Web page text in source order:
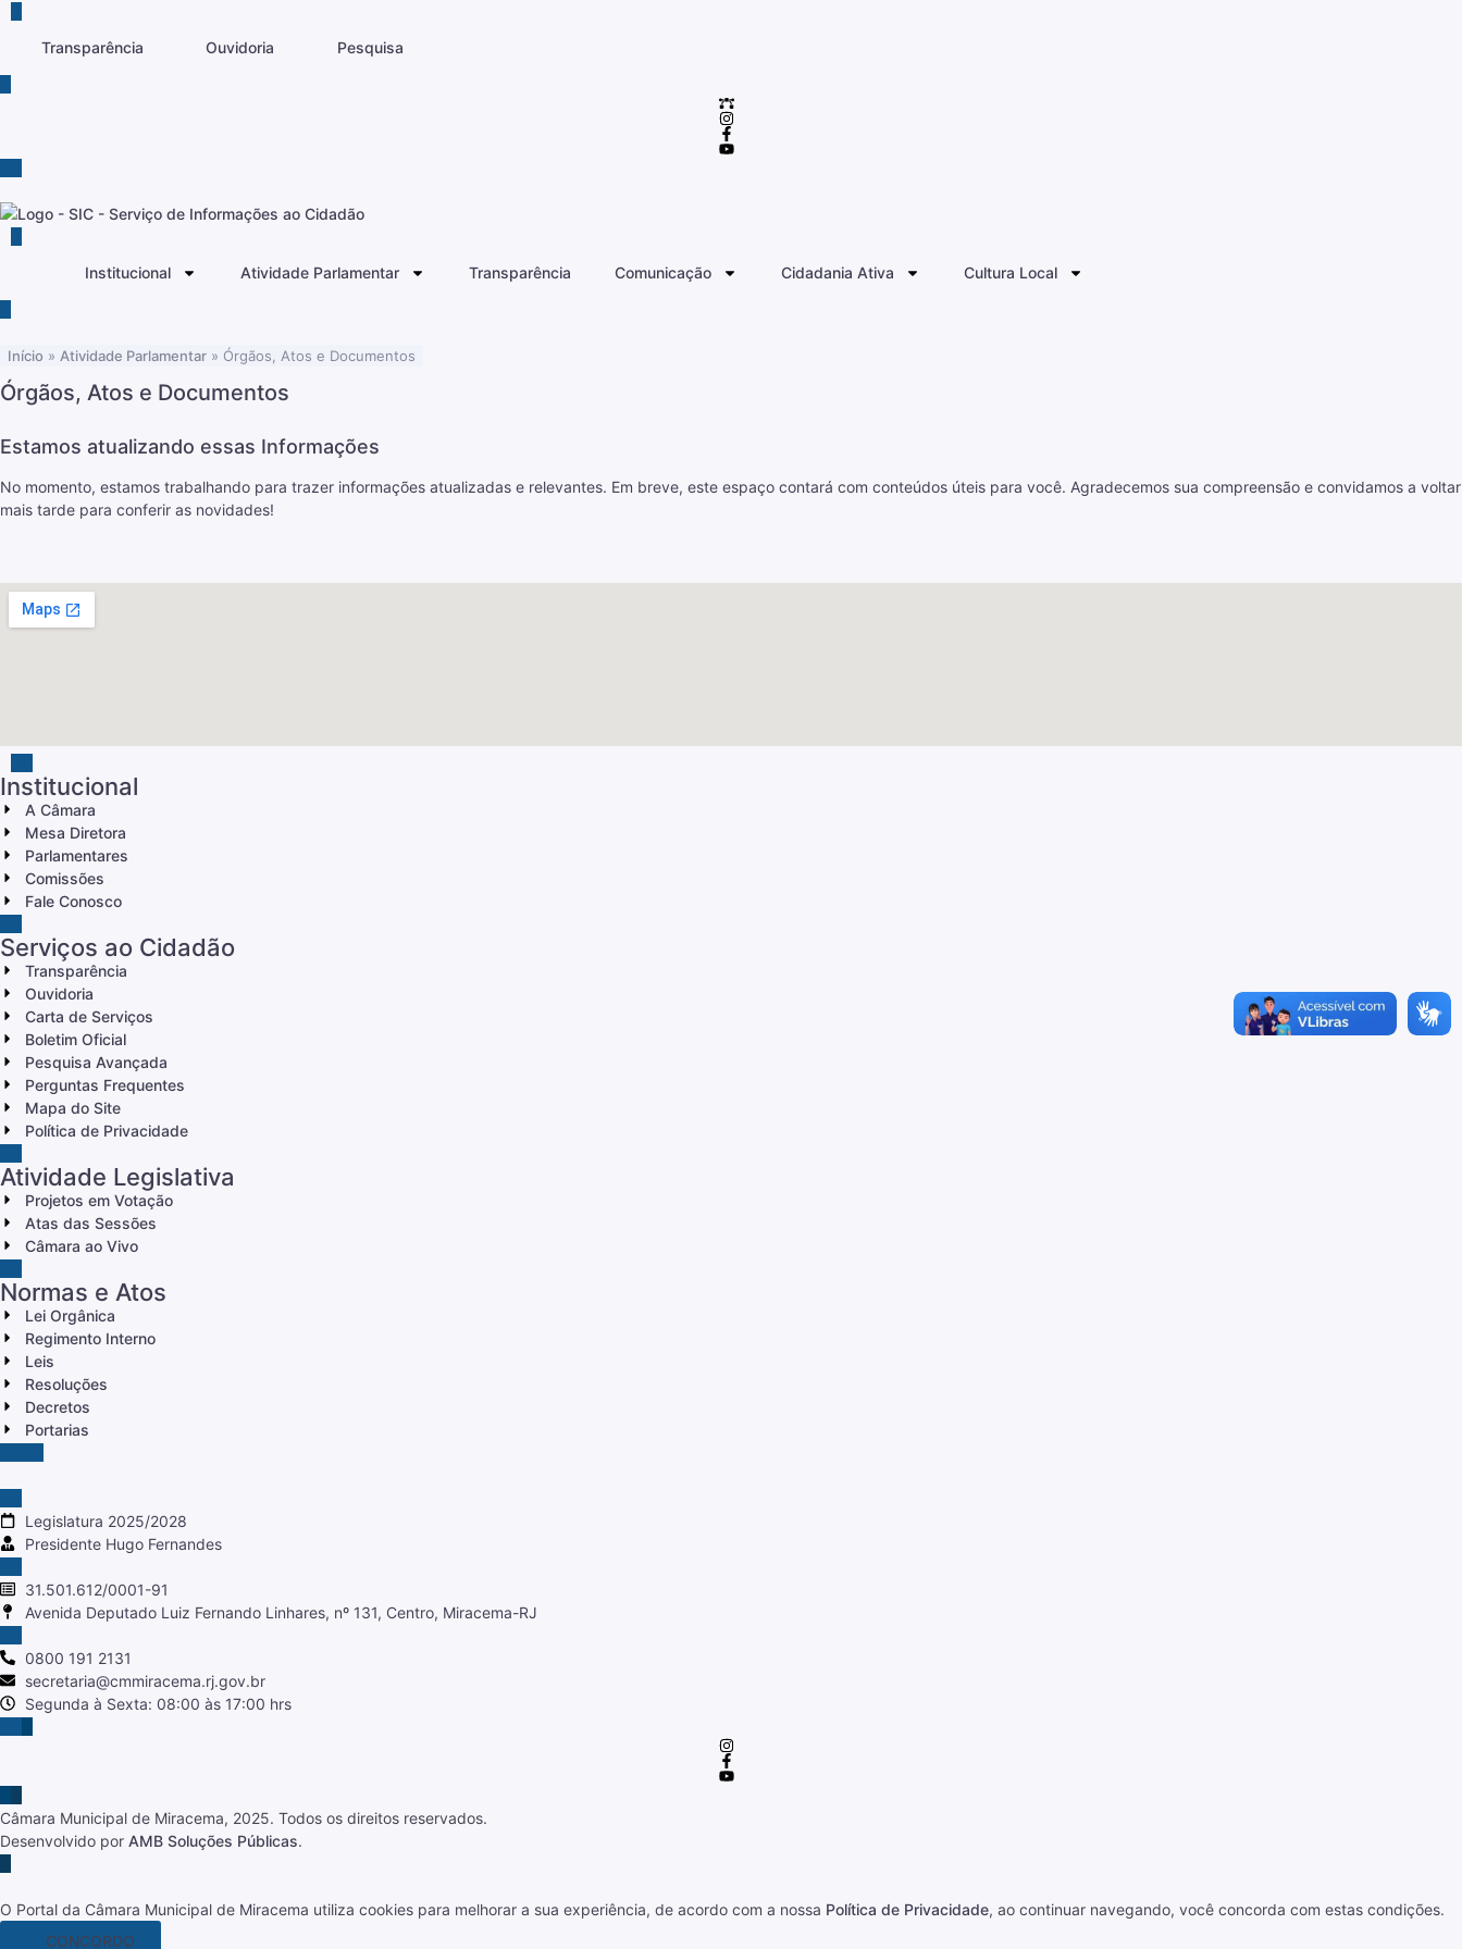
Transparência Ouvidoria Pesquisa
Institucional Atividade Parlamentar Transparência Comunicação Cidadania Ativa Cultura Local
Início » Atividade Parlamentar » Órgãos, Atos e Documentos
Órgãos, Atos e Documentos
Estamos atualizando essas Informações
No momento, estamos trabalhando para trazer informações atualizadas e relevantes. Em breve, este espaço contará com conteúdos úteis para você. Agradecemos sua compreensão e convidamos a voltar
mais tarde para conferir as novidades!
Institucional
A Câmara
Mesa Diretora
Parlamentares
Comissões
Fale Conosco
Serviços ao Cidadão
Transparência
Ouvidoria
Carta de Serviços
Boletim Oficial
Pesquisa Avançada
Perguntas Frequentes
Mapa do Site
Política de Privacidade
Atividade Legislativa
Projetos em Votação
Atas das Sessões
Câmara ao Vivo
Normas e Atos
Lei Orgânica
Regimento Interno
Leis
Resoluções
Decretos
Portarias
Legislatura 2025/2028
Presidente Hugo Fernandes
31.501.612/0001-91
Avenida Deputado Luiz Fernando Linhares, nº 131, Centro, Miracema-RJ
0800 191 2131
secretaria@cmmiracema.rj.gov.br
Segunda à Sexta: 08:00 às 17:00 hrs
Câmara Municipal de Miracema, 2025. Todos os direitos reservados.
Desenvolvido por AMB Soluções Públicas.
O Portal da Câmara Municipal de Miracema utiliza cookies para melhorar a sua experiência, de acordo com a nossa Política de Privacidade, ao continuar navegando, você concorda com estas condições.
CONCORDO